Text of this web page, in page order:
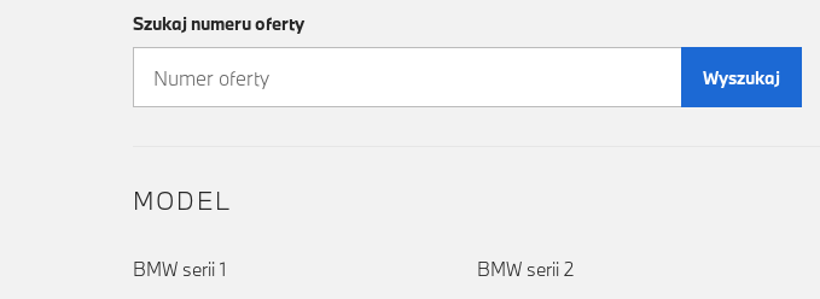
Szukaj numeru oferty
Wyszukaj
MODEL
BMW serii 1 BMW serii 2